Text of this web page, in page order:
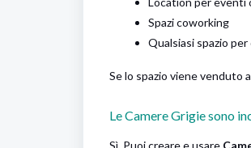
Spazi coworking
Qualsiasi spazio
Se lo spazio viene venduto
Le Camere Grigie sono
Sì. Puoi creare e usare